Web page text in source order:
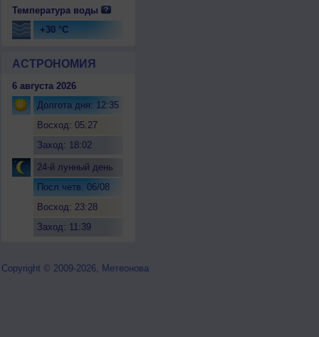
Температура воды
+30 °C
АСТРОНОМИЯ
6 августа 2026
Долгота дня: 12:35
Восход: 05:27
Заход: 18:02
24-й лунный день
Посл.четв. 06/08
Восход: 23:28
Заход: 11:39
Copyright © 2009-2026, Метеонова